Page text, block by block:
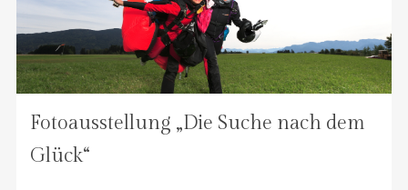
Fotoausstellung „Die Suche nach dem
Glück“